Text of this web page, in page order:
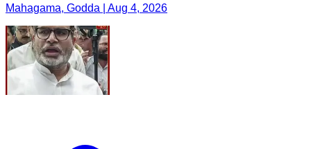
Mahagama, Godda | Aug 4, 2026